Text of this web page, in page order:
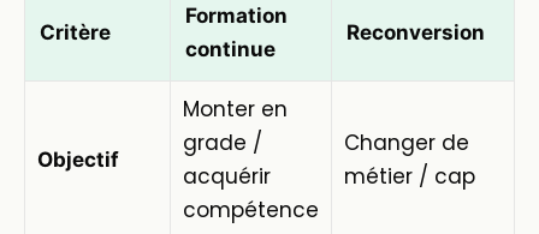
Critère
Formation
continue
Reconversion
Objectif
Monter en
grade /
acquérir
compétence
Changer de
métier / cap